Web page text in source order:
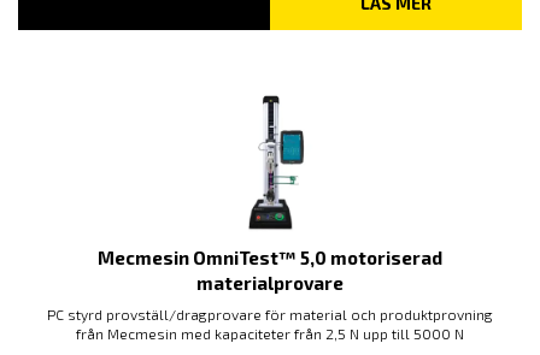
Mecmesin OmniTest™ 5,0 motoriserad
materialprovare
PC styrd provställ/dragprovare för material och produktprovning
från Mecmesin med kapaciteter från 2,5 N upp till 5000 N